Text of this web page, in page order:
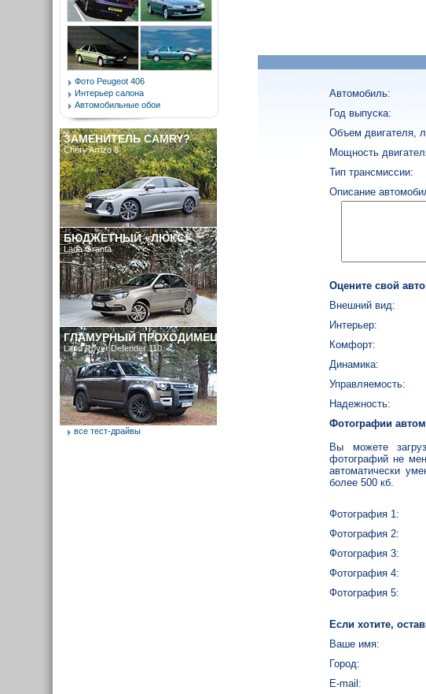
Автомобиль:
Год выпуска:
Объем двигателя,
Мощность
Тип трансмиссии:
Описание
Оцените свой
Внешний вид:
Интерьер:
Комфорт:
Динамика:
Управляемость:
Надежность:
Фотографии
Вы можете
фотографий не
автоматически
более 500 кб.
Фотография 1:
Фотография 2:
Фотография 3:
Фотография 4:
Фотография 5:
Если хотите,
Ваше имя:
Город:
E-mail:
Фото Peugeot 406
Интерьер салона
Автомобильные обои
ЗАМЕНИТЕЛЬ CAMRY?
Chery Arrizo 8
БЮДЖЕТНЫЙ «ЛЮКС»
Lada Granta
ГЛАМУРНЫЙ ПРОХОДИМЕЦ
Land Rover Defender 110
все тест-драйвы